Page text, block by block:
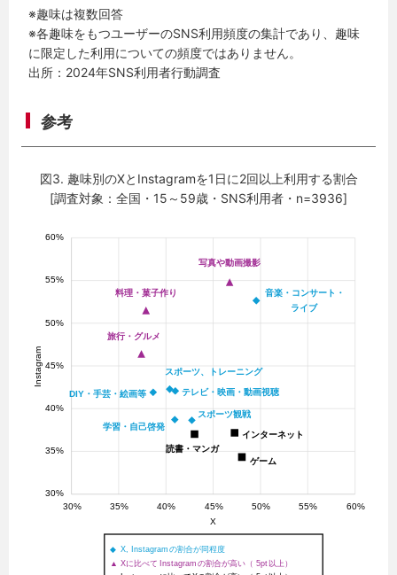
※趣味は複数回答
※各趣味をもつユーザーのSNS利用頻度の集計であり、趣味
に限定した利用についての頻度ではありません。
出所：2024年SNS利用者行動調査
参考
図3. 趣味別のXとInstagramを1日に2回以上利用する割合
[調査対象：全国・15～59歳・SNS利用者・n=3936]